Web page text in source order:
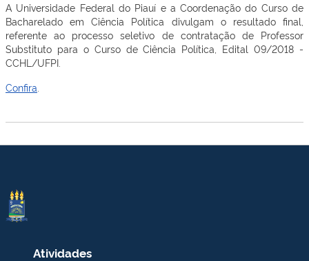
A Universidade Federal do Piauí e a Coordenação do Curso de
Bacharelado em Ciência Política divulgam o resultado final,
referente ao processo seletivo de contratação de Professor
Substituto para o Curso de Ciência Política, Edital 09/2018 -
CCHL/UFPI.
Confira
Atividades